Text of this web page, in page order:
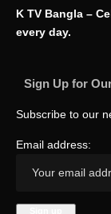
K TV Bangla –
every day.
Sign Up for
Subscribe to our
Email address: